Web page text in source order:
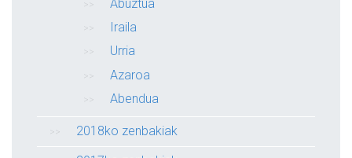
Abuztua
Iraila
Urria
Azaroa
Abendua
2018ko zenbakiak